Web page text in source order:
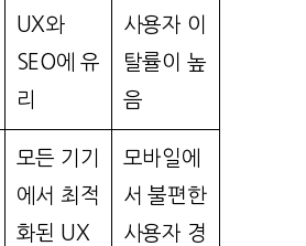
UX와
SEO에 유
리
사용자 이
탈률이 높
음
모든 기기
에서 최적
화된 UX
모바일에
서 불편한
사용자 경